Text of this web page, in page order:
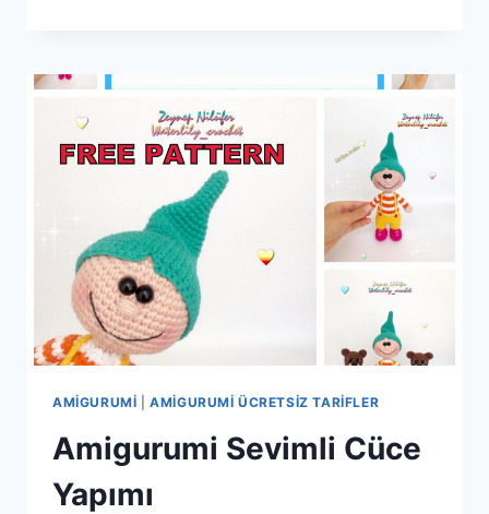
AMIGURUMI |AMIGURUMI ÜCRETSIZ TARIFLER
Amigurumi Sevimli Cüce
Yapımı